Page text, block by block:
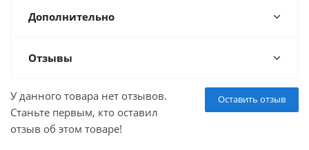
Дополнительно
Отзывы
Оставить отзыв
У данного товара нет отзывов.
Станьте первым, кто оставил
отзыв об этом товаре!